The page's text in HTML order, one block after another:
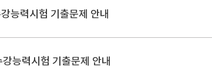
능력시험 기출문제 안내
능력시험 기출문제 안내